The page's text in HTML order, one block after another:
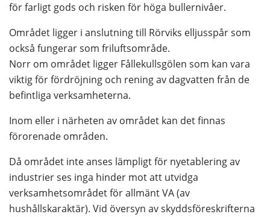
för farligt gods och risken för höga bullernivåer.
Området ligger i anslutning till Rörviks elljusspår som
också fungerar som friluftsområde.
Norr om området ligger Fållekullsgölen som kan vara
viktig för fördröjning och rening av dagvatten från de
befintliga verksamheterna.
Inom eller i närheten av området kan det finnas
förorenade områden.
Då området inte anses lämpligt för nyetablering av
industrier ses inga hinder mot att utvidga
verksamhetsområdet för allmänt VA (av
hushållskaraktär). Vid översyn av skyddsföreskrifterna